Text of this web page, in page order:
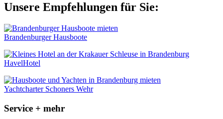
Unsere Empfehlungen für Sie:
Brandenburger Hausboote
HavelHotel
Yachtcharter Schoners Wehr
Service + mehr